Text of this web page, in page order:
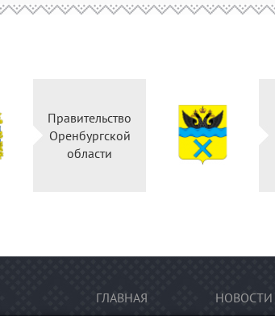
Правительство
Оренбургской
области
ГЛАВНАЯ НОВОСТИ